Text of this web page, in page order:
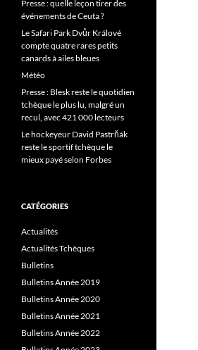
Presse : quelle leçon tirer des
événements de Ceuta ?
Le Safari Park Dvůr Králové
compte quatre rares petits
canards à ailes bleues
Météo
Presse : Blesk reste le quotidien
tchèque le plus lu, malgré un
recul, avec 421 000 lecteurs
Le hockeyeur David Pastrňák
reste le sportif tchèque le
mieux payé selon Forbes
CATÉGORIES
Actualités
Actualités Tchèques
Bulletins
Bulletins Année 2019
Bulletins Année 2020
Bulletins Année 2021
Bulletins Année 2022